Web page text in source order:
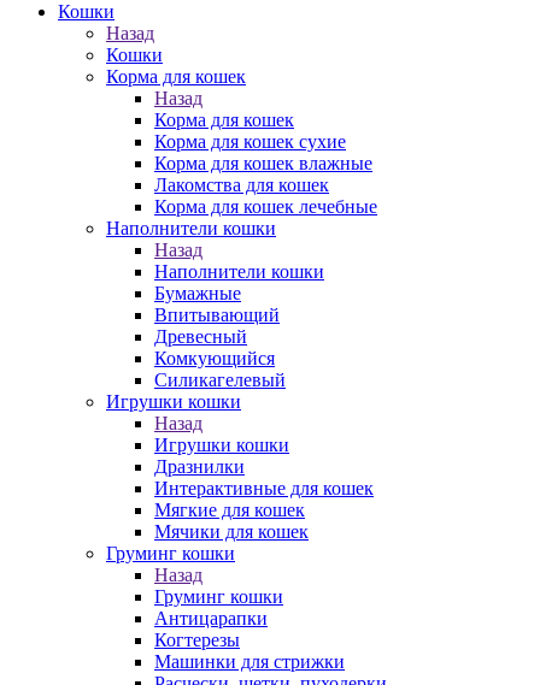
Кошки
Назад
Кошки
Корма для кошек
Назад
Корма для кошек
Корма для кошек сухие
Корма для кошек влажные
Лакомства для кошек
Корма для кошек лечебные
Наполнители кошки
Назад
Наполнители кошки
Бумажные
Впитывающий
Древесный
Комкующийся
Силикагелевый
Игрушки кошки
Назад
Игрушки кошки
Дразнилки
Интерактивные для кошек
Мягкие для кошек
Мячики для кошек
Груминг кошки
Назад
Груминг кошки
Антицарапки
Когтерезы
Машинки для стрижки